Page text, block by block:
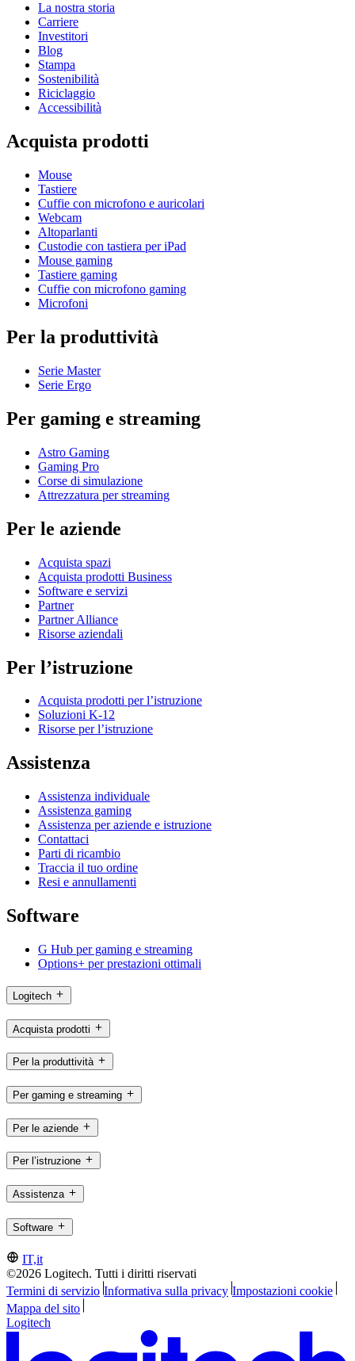
La nostra storia
Carriere
Investitori
Blog
Stampa
Sostenibilità
Riciclaggio
Accessibilità
Acquista prodotti
Mouse
Tastiere
Cuffie con microfono e auricolari
Webcam
Altoparlanti
Custodie con tastiera per iPad
Mouse gaming
Tastiere gaming
Cuffie con microfono gaming
Microfoni
Per la produttività
Serie Master
Serie Ergo
Per gaming e streaming
Astro Gaming
Gaming Pro
Corse di simulazione
Attrezzatura per streaming
Per le aziende
Acquista spazi
Acquista prodotti Business
Software e servizi
Partner
Partner Alliance
Risorse aziendali
Per l’istruzione
Acquista prodotti per l’istruzione
Soluzioni K-12
Risorse per l’istruzione
Assistenza
Assistenza individuale
Assistenza gaming
Assistenza per aziende e istruzione
Contattaci
Parti di ricambio
Traccia il tuo ordine
Resi e annullamenti
Software
G Hub per gaming e streaming
Options+ per prestazioni ottimali
Logitech
Acquista prodotti
Per la produttività
Per gaming e streaming
Per le aziende
Per l’istruzione
Assistenza
Software
IT,it
©2026 Logitech. Tutti i diritti riservati
Termini di servizio Informativa sulla privacy Impostazioni cookie
Mappa del sito
Logitech